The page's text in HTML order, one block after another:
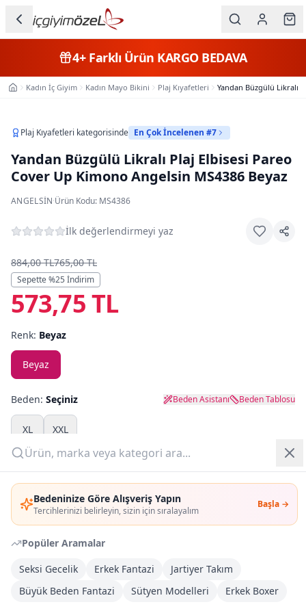
Bedeninize Göre Alışveriş Yapın
Tercihlerinizi belirleyin, sizin için sıralayalım
Başla →
Popüler Aramalar
Seksi Gecelik
Erkek Fantazi
Jartiyer Takım
Büyük Beden Fantazi
Sütyen Modelleri Erkek Boxer
Kategorileri
Erkek
Çocuk
Beden
Markalar
Plaj & Mayo
Yazlık Pijama
Kampanyalar
Yeni Gelenler
OUTLET
Giriş Yap
Üye Ol
Son Günler
Ana SayfaKadın İç Giyim Kadın Mayo Bikini Plaj Kıyafetleri Yandan Büzgülü Likralı
Plaj Kıyafetleri kategorisinde En Çok İncelenen #7
Yandan Büzgülü Likralı Plaj Elbisesi Pareo
Cover Up Kimono Angelsin MS4386 Beyaz
ANGELSIN·Ürün Kodu: MS4386
İlk değerlendirmeyi yaz
884,00 TL765,00 TL
Sepette %25 İndirim
573,75 TL
Renk: Beyaz
Beyaz
Beden: Seçiniz Beden Asistanı Beden Tablosu
XL XXL
Adet:
Sepete Ekle
DHL Kargoya Teslim